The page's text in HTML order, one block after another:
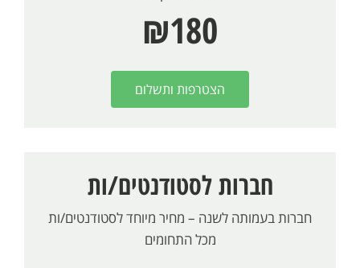
₪180
הצטרפות ותשלום
חברות לסטודנטים/ות
חברות בעמותה לשנה – מחיר מיוחד לסטודנטים/ות
מכל התחומים